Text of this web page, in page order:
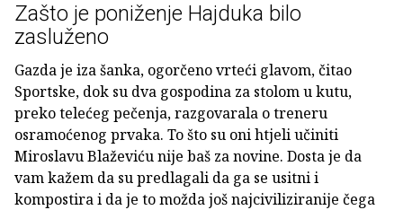
Zašto je poniženje Hajduka bilo
zasluženo
Gazda je iza šanka, ogorčeno vrteći glavom, čitao
Sportske, dok su dva gospodina za stolom u kutu,
preko telećeg pečenja, razgovarala o treneru
osramoćenog prvaka. To što su oni htjeli učiniti
Miroslavu Blaževiću nije baš za novine. Dosta je da
vam kažem da su predlagali da ga se usitni i
kompostira i da je to možda još najciviliziranije čega